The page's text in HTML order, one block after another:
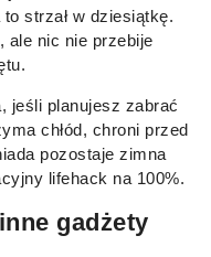
strzał w dziesiątkę.
ale nic nie przebije
jeśli planujesz zabrać
chłód, chroni przed
pozostaje zimna
lifehack na 100%.
gadżety